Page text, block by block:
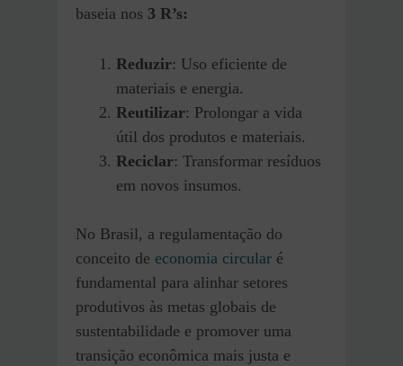
baseia nos 3 R’s:
Reduzir: Uso eficiente de
materiais e energia.
Reutilizar: Prolongar a vida
útil dos produtos e materiais.
Reciclar: Transformar resíduos
em novos insumos.
No Brasil, a regulamentação do
conceito de economia circular é
fundamental para alinhar setores
produtivos às metas globais de
sustentabilidade e promover uma
transição econômica mais justa e